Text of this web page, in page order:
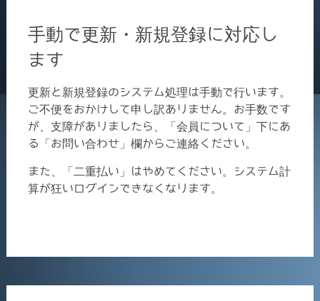
手動で更新・新規登録に対応し
ます
更新と新規登録のシステム処理は手動で行います。
ご不便をおかけして申し訳ありません。お手数です
が、支障がありましたら、「会員について」下にあ
る「お問い合わせ」欄からご連絡ください。
また、「二重払い」はやめてください。システム計
算が狂いログインできなくなります。